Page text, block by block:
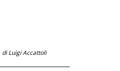
di Luigi Accattoli